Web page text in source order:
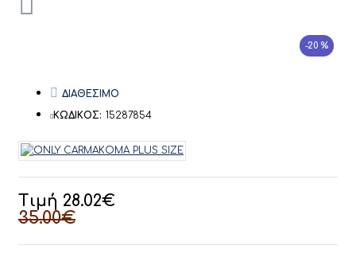
-20 %
Τιμή 28.02€
35.00€
ΔΙΑΘΕΣΙΜΟ
ΚΩΔΙΚΟΣ: 15287854